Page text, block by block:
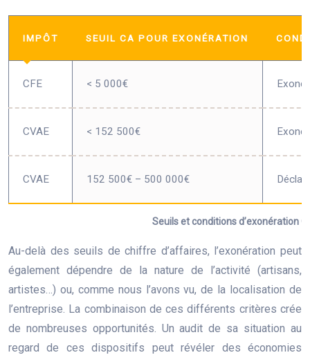
Seuils et conditions d’exonération
IMPÔT SEUIL CA POUR EXONÉRATION
CFE < 5 000€
CVAE < 152 500€
CVAE 152 500€ – 500 000€
Au-delà des seuils de chiffre d’affaires, l’exonération peut
également dépendre de la nature de l’activité (artisans,
artistes…) ou, comme nous l’avons vu, de la localisation de
l’entreprise. La combinaison de ces différents critères crée
de nombreuses opportunités. Un audit de sa situation au
regard de ces dispositifs peut révéler des économies